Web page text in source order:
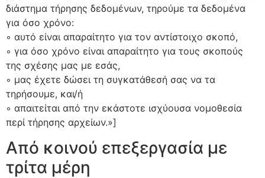
διάστημα τήρησης δεδομένων, τηρούμε τα δεδομένα
για όσο χρόνο:
◦ αυτό είναι απαραίτητο για τον αντίστοιχο σκοπό,
◦ για όσο χρόνο είναι απαραίτητο για τους σκοπούς
της σχέσης μας με εσάς,
◦ μας έχετε δώσει τη συγκατάθεσή σας να τα
τηρήσουμε, και/ή
◦ απαιτείται από την εκάστοτε ισχύουσα νομοθεσία
περί τήρησης αρχείων.»]
Από κοινού επεξεργασία με
τρίτα μέρη